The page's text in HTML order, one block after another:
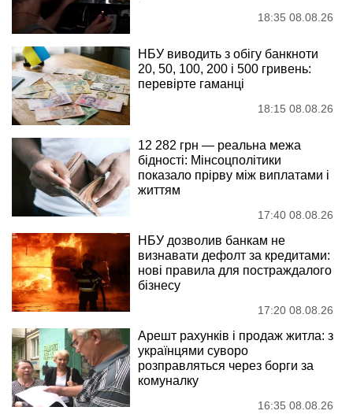
18:35 08.08.26
НБУ виводить з обігу банкноти
20, 50, 100, 200 і 500 гривень:
перевірте гаманці
18:15 08.08.26
12 282 грн — реальна межа
бідності: Мінсоцполітики
показало прірву між виплатами і
життям
17:40 08.08.26
НБУ дозволив банкам не
визнавати дефолт за кредитами:
нові правила для постраждалого
бізнесу
17:20 08.08.26
Арешт рахунків і продаж житла: з
українцями суворо
розправляться через борги за
комуналку
16:35 08.08.26